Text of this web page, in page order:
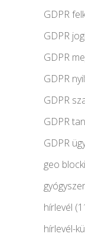
GDPR
GDPR
GDPR
GDPR
GDPR
GDPR
GDPR
geo
hírlevél
hírlevél-